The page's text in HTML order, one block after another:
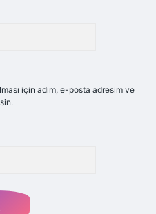
için adım, e-posta adresim ve